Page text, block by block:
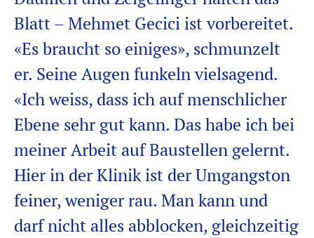
Blatt – Mehmet Gecici ist vorbereitet.
«Es braucht so einiges», schmunzelt
er. Seine Augen funkeln vielsagend.
«Ich weiss, dass ich auf menschlicher
Ebene sehr gut kann. Das habe ich bei
meiner Arbeit auf Baustellen gelernt.
Hier in der Klinik ist der Umgangston
feiner, weniger rau. Man kann und
darf nicht alles abblocken, gleichzeitig